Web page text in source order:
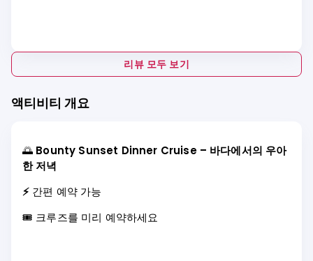
리뷰 모두 보기
액티비티 개요
🌅 Bounty Sunset Dinner Cruise – 바다에서의 우아
한 저녁
⚡ 간편 예약 가능
🎟️ 크루즈를 미리 예약하세요